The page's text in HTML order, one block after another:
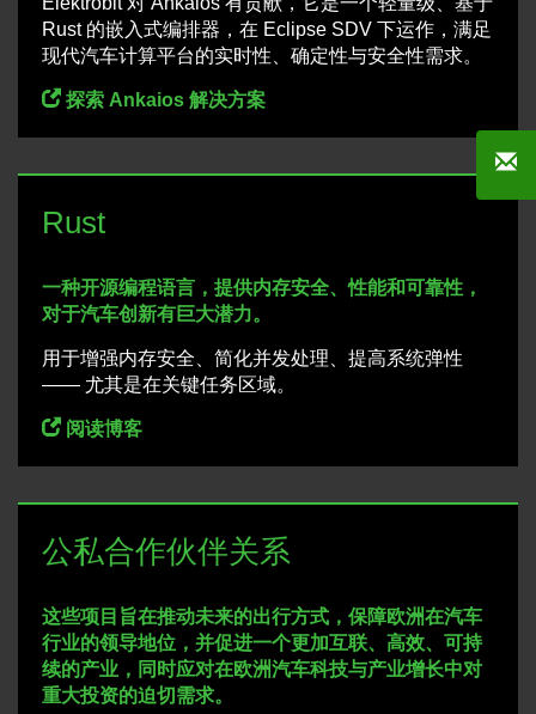
Rust 的嵌入式编排器，在 Eclipse SDV 下运作，满足
现代汽车计算平台的实时性、确定性与安全性需求。
探索 Ankaios 解决方案
Rust
一种开源编程语言，提供内存安全、性能和可靠性，
对于汽车创新有巨大潜力。
用于增强内存安全、简化并发处理、提高系统弹性
—— 尤其是在关键任务区域。
阅读博客
公私合作伙伴关系
这些项目旨在推动未来的出行方式，保障欧洲在汽车
行业的领导地位，并促进一个更加互联、高效、可持
续的产业，同时应对在欧洲汽车科技与产业增长中对
重大投资的迫切需求。